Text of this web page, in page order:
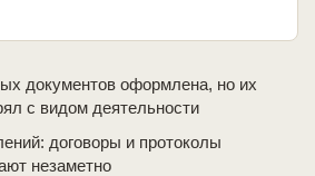
документов оформлена, но их
с видом деятельности
договоры и протоколы
незаметно